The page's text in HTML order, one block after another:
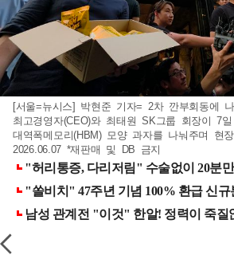
[서울=뉴시스] 박현준 기자= 2차 깐부회동에
최고경영자(CEO)와 최태원 SK그룹 회장이 7
대역폭메모리(HBM) 모양 과자를 나눠주며 현
2026.06.07 *재판매 및 DB 금지